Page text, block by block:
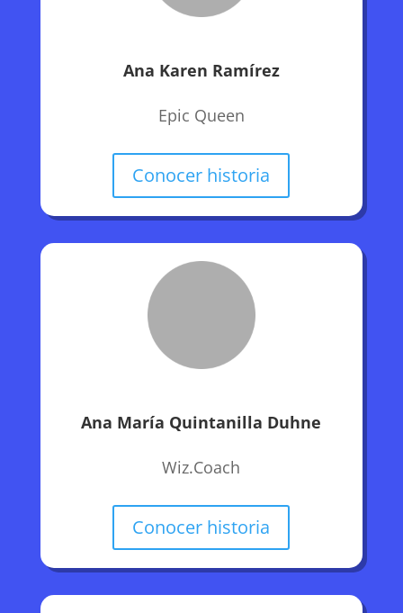
Ana Karen Ramírez
Epic Queen
Conocer historia
Ana María Quintanilla Duhne
Wiz.Coach
Conocer historia